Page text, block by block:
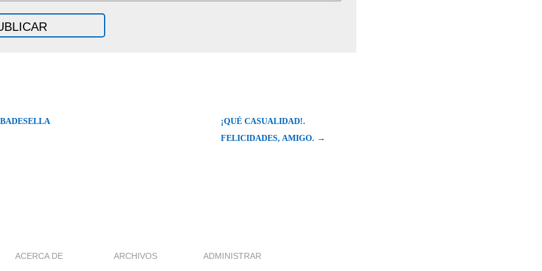
¡QUÉ CASUALIDAD!.
FELICIDADES, AMIGO. →
ACERCA DE ARCHIVOS ADMINISTRAR